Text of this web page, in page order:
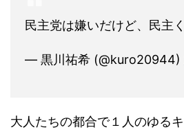
民主党は嫌いだけど、民主
— 黒川祐希 (@kuro20944)
大人たちの都合で１人のゆる